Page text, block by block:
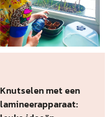
Knutselen met een
lamineerapparaat: